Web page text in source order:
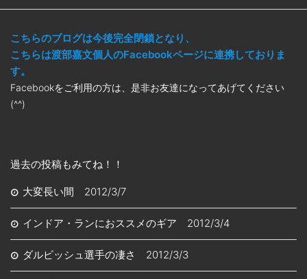
こちらのブログは今後完全閉鎖となり、
こちらは渡部嘉文個人のFacebookページに連携しておりま
す。
Facebookをご利用の方は、是非お友達になってあげてください
(^^)
過去の投稿もみてね！！
大変長い間 2012/3/7
インドア・ランにおススメのギア 2012/3/4
ダルビッシュ選手の凄さ 2012/3/3